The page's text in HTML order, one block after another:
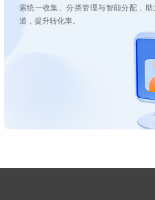
索统一收集、分类管理与智能分配，
道，提升转化率。